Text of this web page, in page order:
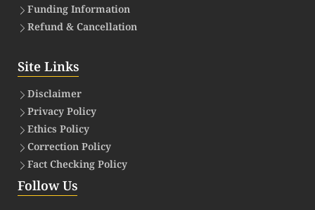
Funding Information
Refund & Cancellation
Site Links
Disclaimer
Privacy Policy
Ethics Policy
Correction Policy
Fact Checking Policy
Follow Us